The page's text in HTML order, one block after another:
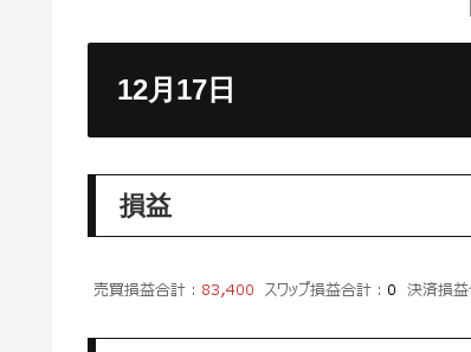
12月17日
損益